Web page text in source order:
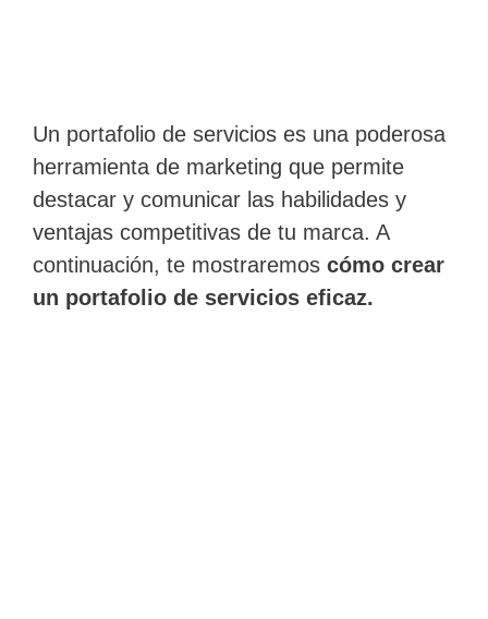
Un portafolio de servicios es una poderosa
herramienta de marketing que permite
destacar y comunicar las habilidades y
ventajas competitivas de tu marca. A
continuación, te mostraremos cómo crear
un portafolio de servicios eficaz.